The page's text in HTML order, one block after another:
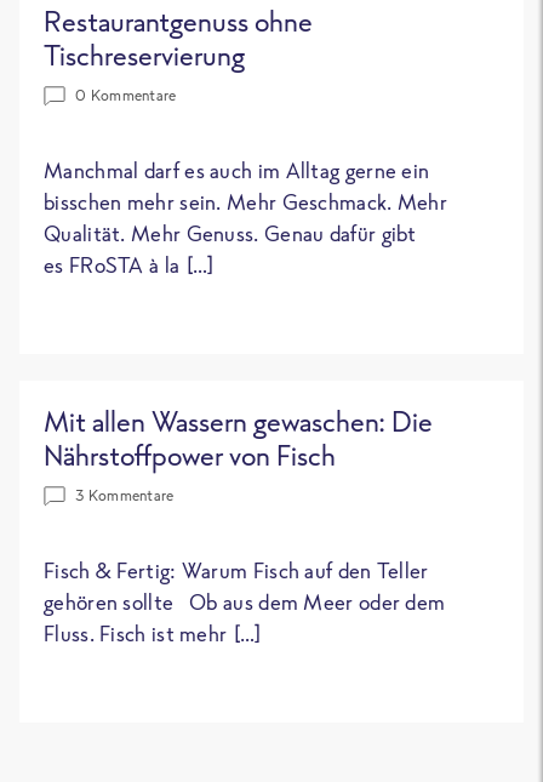
Restaurantgenuss ohne
Tischreservierung
0 Kommentare
Manchmal darf es auch im Alltag gerne ein
bisschen mehr sein. Mehr Geschmack. Mehr
Qualität. Mehr Genuss. Genau dafür gibt
es FRoSTA à la […]
Mit allen Wassern gewaschen: Die
Nährstoffpower von Fisch
3 Kommentare
Fisch & Fertig: Warum Fisch auf den Teller
gehören sollte Ob aus dem Meer oder dem
Fluss. Fisch ist mehr […]